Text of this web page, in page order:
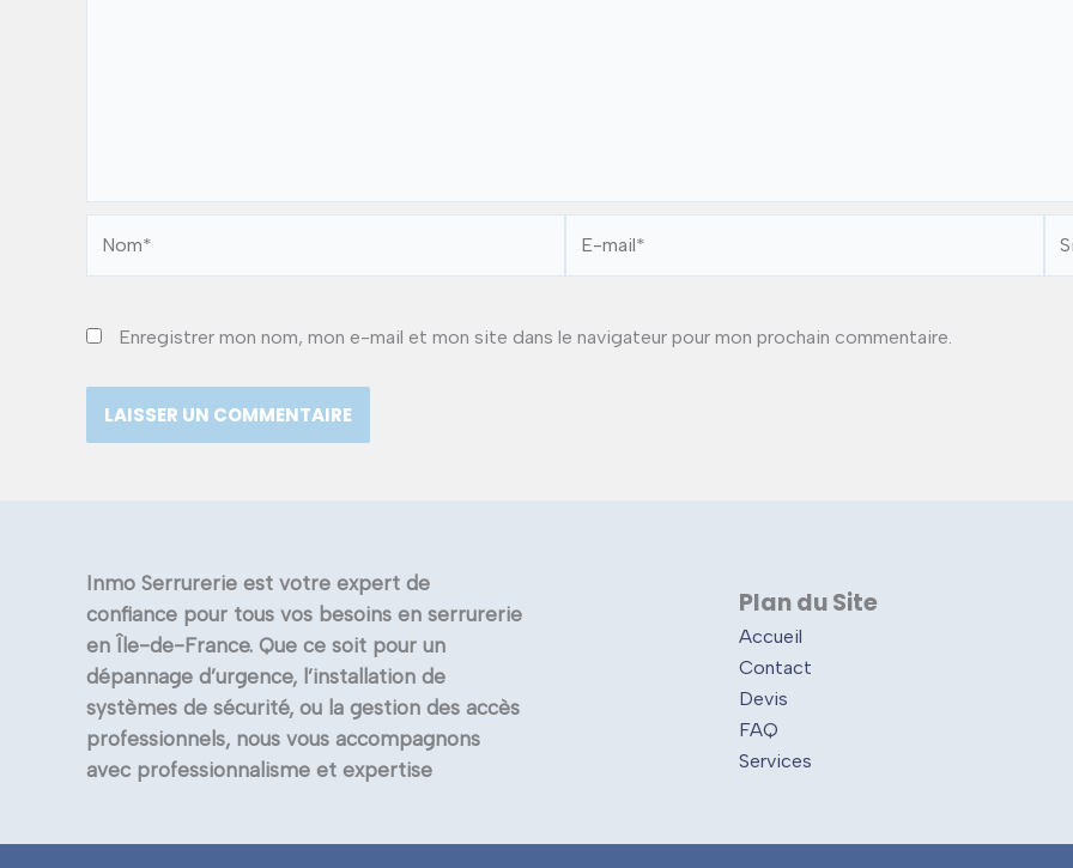
mail*
Enregistrer mon nom, mon e-mail et mon site dans le navigateur pour mon prochain commentaire.
Inmo Serrurerie est votre expert de
confiance pour tous vos besoins en serrurerie
en Île-de-France. Que ce soit pour un
dépannage d’urgence, l’installation de
systèmes de sécurité, ou la gestion des accès
professionnels, nous vous accompagnons
avec professionnalisme et expertise
Plan du Site
Accueil
Contact
Devis
FAQ
Services